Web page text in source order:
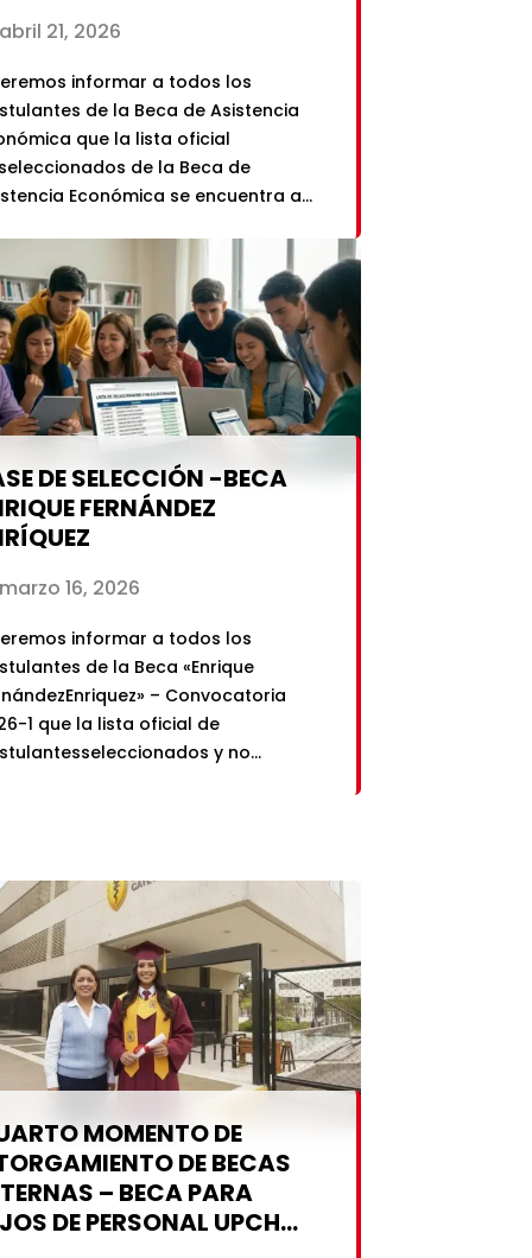
21, 2026
informar a todos los
de la Beca de Asistencia
que la lista oficial
de la Beca de
Económica se encuentra a
de la Beca de Asistencia
Convocatoria2026-1: LISTA
Y NO SELECCIONADOS
[…]
DE SELECCIÓN -BECA
FERNÁNDEZ
16, 2026
informar a todos los
de la Beca «Enrique
– Convocatoria
1 que la lista oficial de
y no
a tu correo invitándote
la beca. Recuerda que
aceptarla en un plazo de dos
[…]
MOMENTO DE
DE BECAS
– BECA PARA
DE PERSONAL UPCH